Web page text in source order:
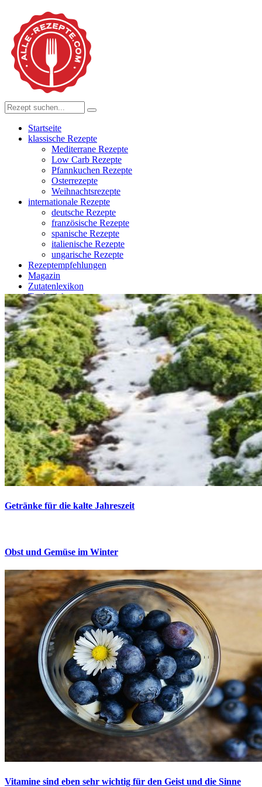
Startseite
klassische Rezepte
Mediterrane Rezepte
Low Carb Rezepte
Pfannkuchen Rezepte
Osterrezepte
Weihnachtsrezepte
internationale Rezepte
deutsche Rezepte
französische Rezepte
spanische Rezepte
italienische Rezepte
ungarische Rezepte
Rezeptempfehlungen
Magazin
Zutatenlexikon
Testberichte
Getränke für die kalte Jahreszeit
Obst und Gemüse im Winter
Vitamine sind eben sehr wichtig für den Geist und die Sinne